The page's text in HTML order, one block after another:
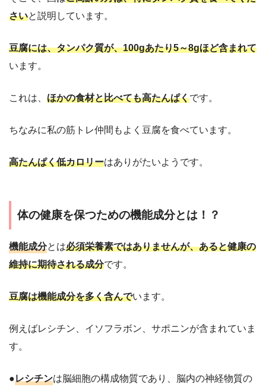
さいと説明しています。
豆腐には、タンパク質が、100gあたり5～8gほど含まれて
います。
これは、 ほかの食材と比べても高たんぱくです。
ちなみに私の筋トレ仲間もよく豆腐を食べています。
高たんぱく低カロリーはありがたいようです。
体の健康を保つための機能成分とは！？
機能成分とは必須栄養素ではありませんが、あると健康の
維持に期待される成分です。
豆腐は機能成分を多く含んでいます。
例えばレシチン、イソフラボン、サポニンが含まれていま
す。
●レシチンは脳細胞の構成物質であり、脳内の神経物質の